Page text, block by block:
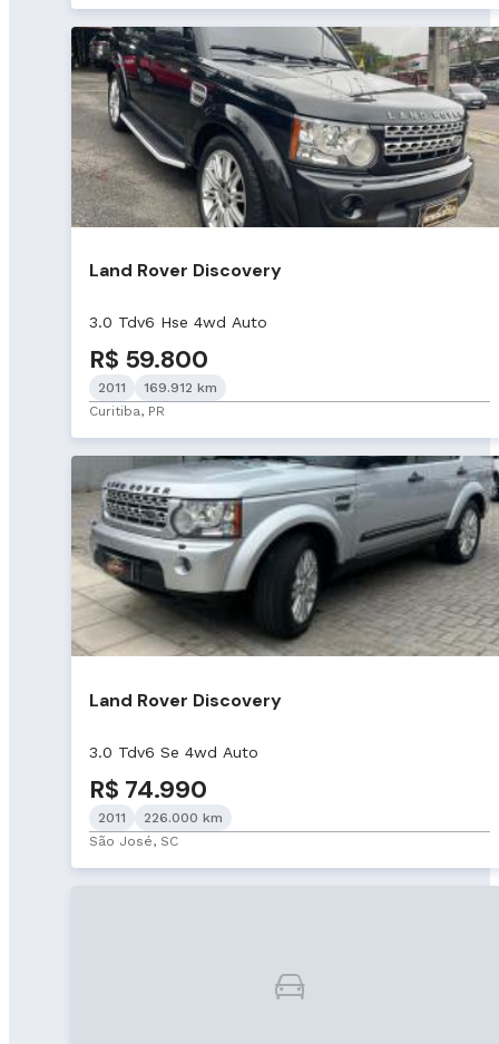
Land Rover Discovery
3.0 Tdv6 Hse 4wd Auto
R$ 59.800
2011
169.912 km
Curitiba, PR
Land Rover Discovery
3.0 Tdv6 Se 4wd Auto
R$ 74.990
2011
226.000 km
São José, SC